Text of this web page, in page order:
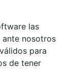
las
ante nosotros
para
de tener